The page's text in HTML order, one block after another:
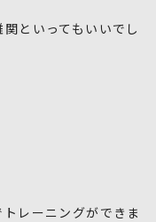
といってもいいでし
レーニングができま